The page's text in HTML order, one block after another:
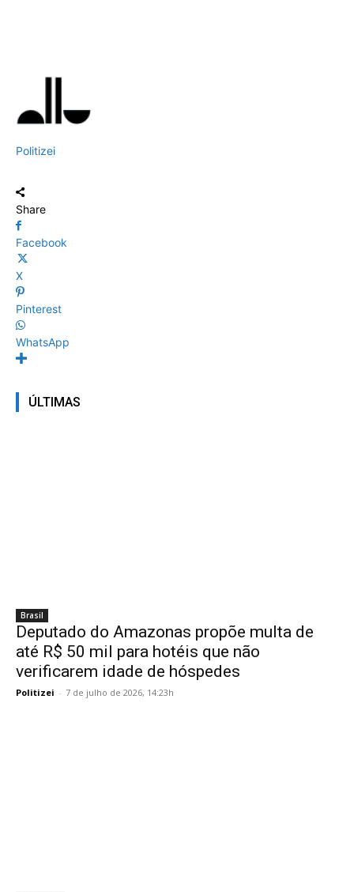
Politizei
Share
Facebook
X
Pinterest
WhatsApp
ÚLTIMAS
Brasil
Deputado do Amazonas propõe multa de
até R$ 50 mil para hotéis que não
verificarem idade de hóspedes
Politizei - 7 de julho de 2026, 14:23h